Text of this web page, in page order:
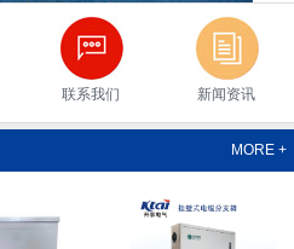
联系我们 新闻资讯
MORE +